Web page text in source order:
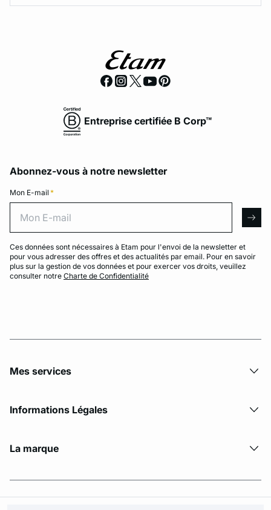
Entreprise certifiée B Corp™
Abonnez-vous à notre newsletter
Mon E-mail *
Ces données sont nécessaires à Etam pour l'envoi de la newsletter et
pour vous adresser des offres et des actualités par email. Pour en savoir
plus sur la gestion de vos données et pour exercer vos droits, veuillez
consulter notre Charte de Confidentialité
Mes services
Informations Légales
La marque